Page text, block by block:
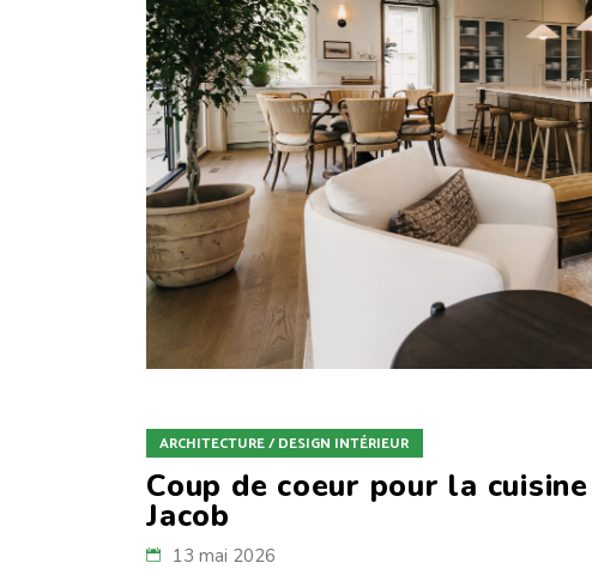
ARCHITECTURE / DESIGN INTÉRIEUR
Coup de coeur pour la
Jacob
13 mai 2026